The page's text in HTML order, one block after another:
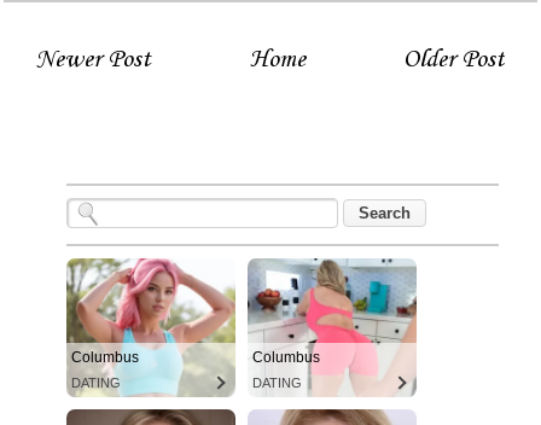
Newer Post Older Post
Home
Columbus
DATING
Columbus
DATING